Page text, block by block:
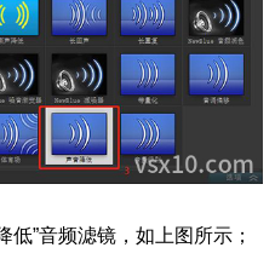
低”音频滤镜，如上图所示；